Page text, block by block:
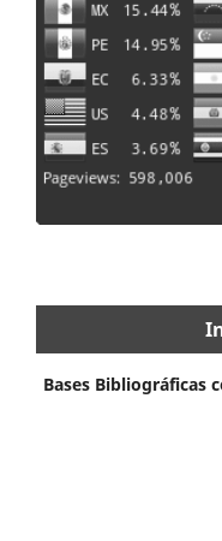
Bases Bibliográficas